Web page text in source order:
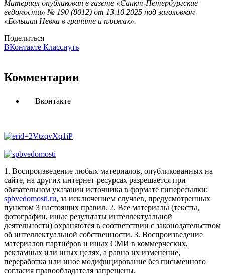
Материал опубликован в газете «Санкт-Петербургские
ведомости» № 190 (8012) от 13.10.2025 под заголовком
«Большая Невка в граните и пляжах».
Поделиться
ВКонтакте Класснуть
Комментарии
Вконтакте
1. Воспроизведение любых материалов, опубликованных на
сайте, на других интернет-ресурсах разрешается при
обязательном указании источника в формате гиперссылки:
spbvedomosti.ru, за исключением случаев, предусмотренных
пунктом 3 настоящих правил. 2. Все материалы (тексты,
фотографии, иные результаты интеллектуальной
деятельности) охраняются в соответствии с законодательством
об интеллектуальной собственности. 3. Воспроизведение
материалов партнёров и иных СМИ в коммерческих,
рекламных или иных целях, а равно их изменение,
переработка или иное модифицирование без письменного
согласия правообладателя запрещены.